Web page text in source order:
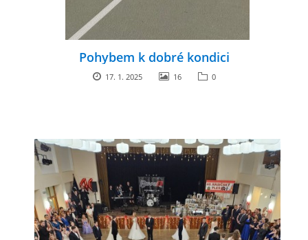
Pohybem k dobré kondici
17. 1. 2025 16 0